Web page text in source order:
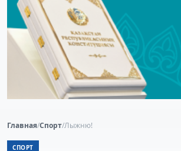
Главная/Спорт/Лыжню!
СПОРТ